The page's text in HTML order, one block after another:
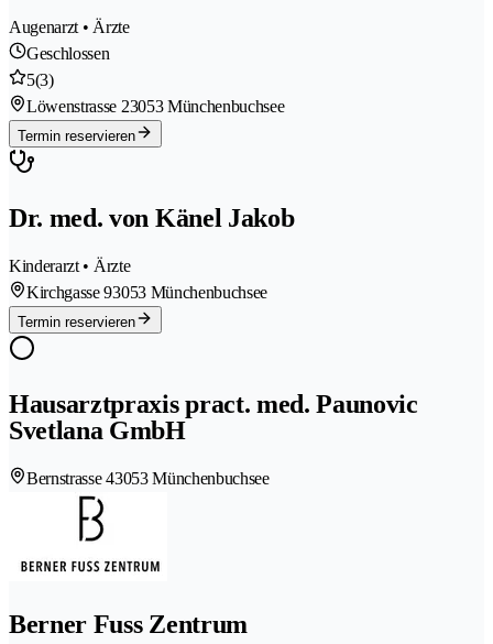
Augenarzt • Ärzte
Geschlossen
5(3)
Löwenstrasse 23053 Münchenbuchsee
Termin reservieren
Dr. med. von Känel Jakob
Kinderarzt • Ärzte
Kirchgasse 93053 Münchenbuchsee
Termin reservieren
Hausarztpraxis pract. med. Paunovic
Svetlana GmbH
Bernstrasse 43053 Münchenbuchsee
Berner Fuss Zentrum